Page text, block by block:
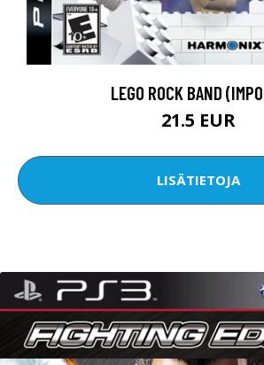
LEGO ROCK BAND
21.5 EUR
LISÄTIETOJA